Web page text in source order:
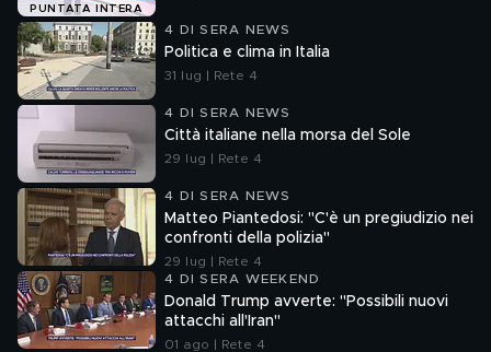
PUNTATA INTERA
4 DI SERA NEWS
Politica e clima in Italia
31 lug | Rete 4
4 DI SERA NEWS
Città italiane nella morsa del Sole
29 lug | Rete 4
4 DI SERA NEWS
Matteo Piantedosi: "C'è un pregiudizio nei
confronti della polizia"
29 lug | Rete 4
4 DI SERA WEEKEND
Donald Trump avverte: "Possibili nuovi
attacchi all'Iran"
01 ago | Rete 4